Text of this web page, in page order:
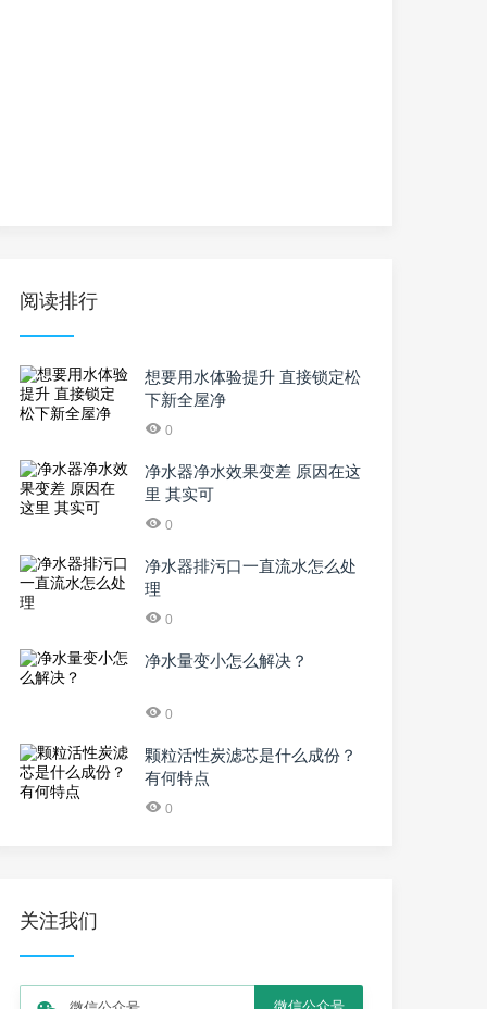
阅读排行
想要用水体验提升 直接锁定松
下新全屋净
0
净水器净水效果变差 原因在这
里 其实可
0
净水器排污口一直流水怎么处
理
0
净水量变小怎么解决？
0
颗粒活性炭滤芯是什么成份？
有何特点
0
关注我们